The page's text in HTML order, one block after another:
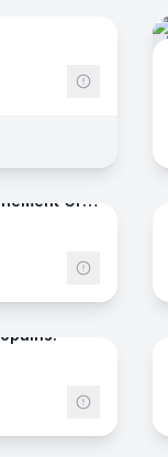
GRETA CFA
Pharmacie de l'Hôtel de Ville (anciennement Grard)
11
102